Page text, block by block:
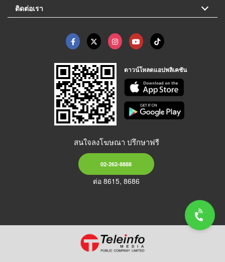
ติดต่อเรา
ดาวน์โหลดแอปพลิเคชัน
สนใจลงโฆษณา ปรึกษาฟรี
02-262-8888
ต่อ 8615, 8686